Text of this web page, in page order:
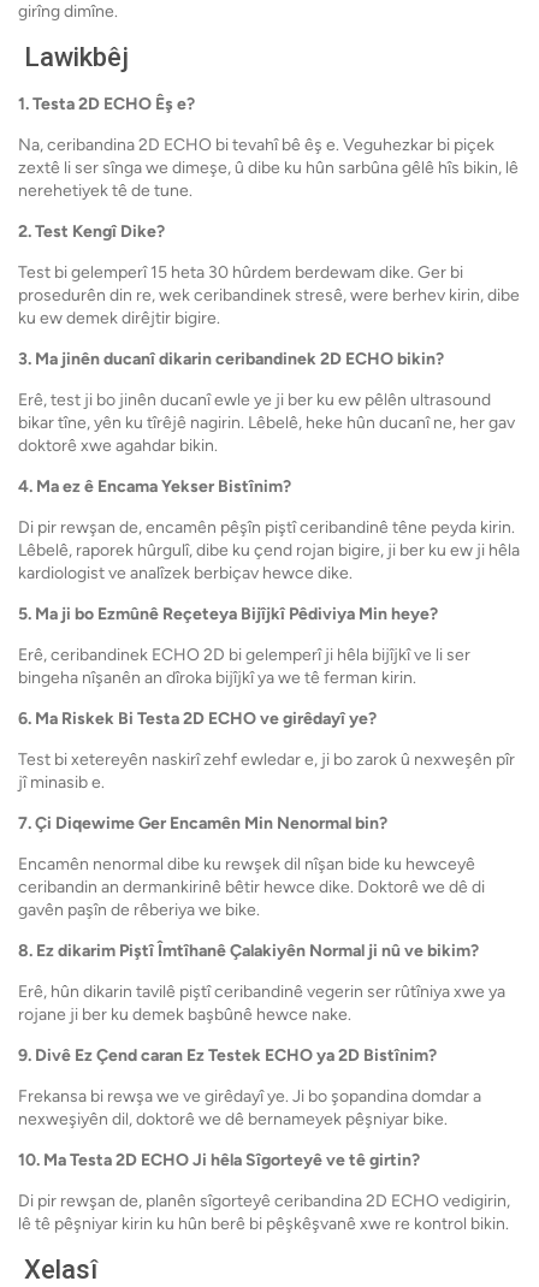
girîng dimîne.
Lawikbêj
1. Testa 2D ECHO Êş e?
Na, ceribandina 2D ECHO bi tevahî bê êş e. Veguhezkar bi piçek
zextê li ser sînga we dimeşe, û dibe ku hûn sarbûna gêlê hîs bikin, lê
nerehetiyek tê de tune.
2. Test Kengî Dike?
Test bi gelemperî 15 heta 30 hûrdem berdewam dike. Ger bi
prosedurên din re, wek ceribandinek stresê, were berhev kirin, dibe
ku ew demek dirêjtir bigire.
3. Ma jinên ducanî dikarin ceribandinek 2D ECHO bikin?
Erê, test ji bo jinên ducanî ewle ye ji ber ku ew pêlên ultrasound
bikar tîne, yên ku tîrêjê nagirin. Lêbelê, heke hûn ducanî ne, her gav
doktorê xwe agahdar bikin.
4. Ma ez ê Encama Yekser Bistînim?
Di pir rewşan de, encamên pêşîn piştî ceribandinê têne peyda kirin.
Lêbelê, raporek hûrgulî, dibe ku çend rojan bigire, ji ber ku ew ji hêla
kardiologist ve analîzek berbiçav hewce dike.
5. Ma ji bo Ezmûnê Reçeteya Bijîjkî Pêdiviya Min heye?
Erê, ceribandinek ECHO 2D ​​bi gelemperî ji hêla bijîjkî ve li ser
bingeha nîşanên an dîroka bijîjkî ya we tê ferman kirin.
6. Ma Riskek Bi Testa 2D ECHO ve girêdayî ye?
Test bi xetereyên naskirî zehf ewledar e, ji bo zarok û nexweşên pîr
jî minasib e.
7. Çi Diqewime Ger Encamên Min Nenormal bin?
Encamên nenormal dibe ku rewşek dil nîşan bide ku hewceyê
ceribandin an dermankirinê bêtir hewce dike. Doktorê we dê di
gavên paşîn de rêberiya we bike.
8. Ez dikarim Piştî Îmtîhanê Çalakiyên Normal ji nû ve bikim?
Erê, hûn dikarin tavilê piştî ceribandinê vegerin ser rûtîniya xwe ya
rojane ji ber ku demek başbûnê hewce nake.
9. Divê Ez Çend caran Ez Testek ECHO ya 2D Bistînim?
Frekansa bi rewşa we ve girêdayî ye. Ji bo şopandina domdar a
nexweşiyên dil, doktorê we dê bernameyek pêşniyar bike.
10. Ma Testa 2D ECHO Ji hêla Sîgorteyê ve tê girtin?
Di pir rewşan de, planên sîgorteyê ceribandina 2D ECHO vedigirin,
lê tê pêşniyar kirin ku hûn berê bi pêşkêşvanê xwe re kontrol bikin.
Xelasî